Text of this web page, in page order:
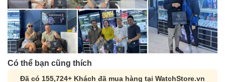
Có thể bạn cũng thích
Đã có 155,724+ Khách đã mua hàng tại WatchStore.vn